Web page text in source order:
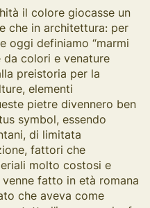
il colore giocasse un
che in architettura: per
oggi definiamo “marmi
da colori e venature
preistoria per la
elementi
pietre divennero ben
symbol, essendo
di limitata
fattori che
molto costosi e
venne fatto in età romana
che aveva come